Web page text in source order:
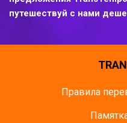
путешествуй с нами
Правила